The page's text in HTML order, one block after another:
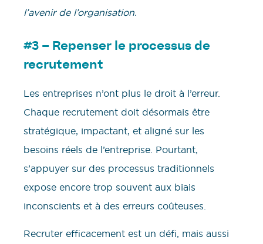
l’avenir de l’organisation.
#3 – Repenser le processus de
recrutement
Les entreprises n’ont plus le droit à l’erreur.
Chaque recrutement doit désormais être
stratégique, impactant, et aligné sur les
besoins réels de l’entreprise. Pourtant,
s’appuyer sur des processus traditionnels
expose encore trop souvent aux biais
inconscients et à des erreurs coûteuses.
Recruter efficacement est un défi, mais aussi